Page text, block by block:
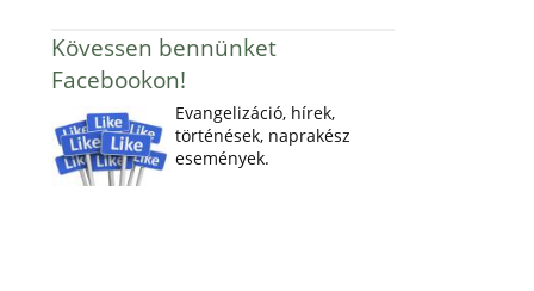
Kövessen bennünket
Facebookon!
Evangelizáció, hírek,
történések, naprakész
események.